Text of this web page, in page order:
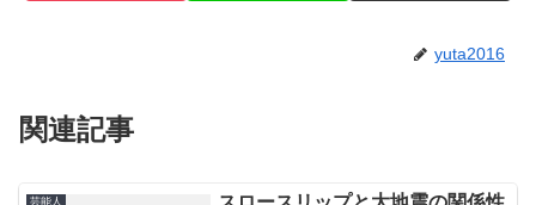
yuta2016
関連記事
芸能人